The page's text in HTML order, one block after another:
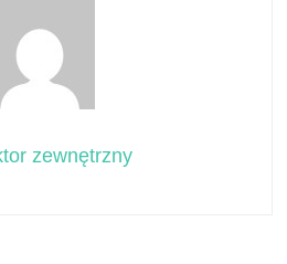
zewnętrzny